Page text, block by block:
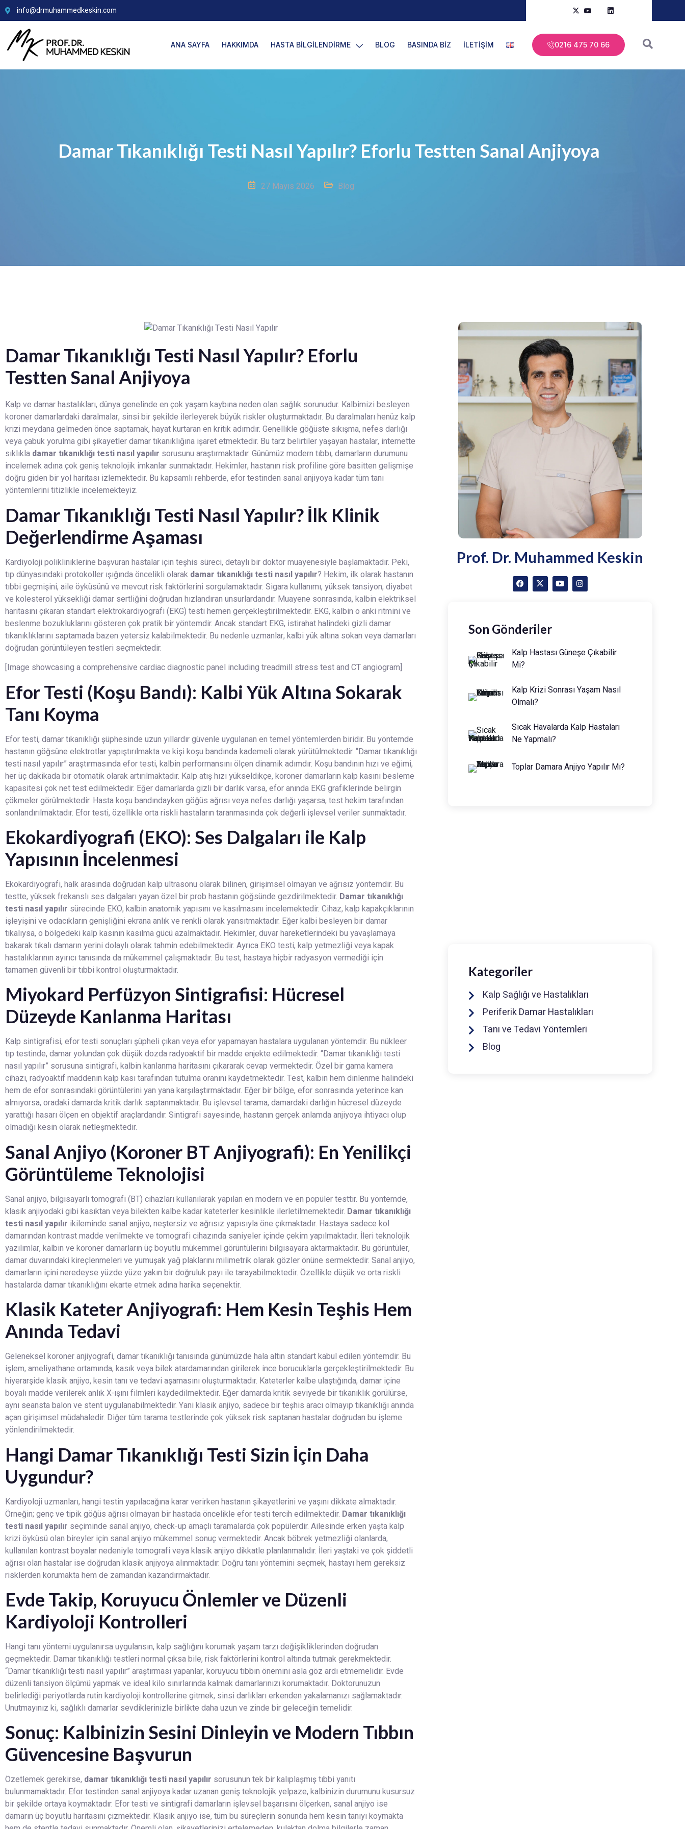
info@drmuhammedkeskin.com
ANA SAYFA HAKKIMDA HASTA BİLGİLENDİRME BLOG BASINDA BİZ İLETİŞİM 0216 475 70 66
Damar Tıkanıklığı Testi Nasıl Yapılır? Eforlu Testten Sanal Anjiyoya
27 Mayıs 2026 Blog
Damar Tıkanıklığı Testi Nasıl Yapılır? Eforlu
Testten Sanal Anjiyoya
Kalp ve damar hastalıkları, dünya genelinde en çok yaşam kaybına neden olan sağlık sorunudur. Kalbimizi besleyen
koroner damarlardaki daralmalar, sinsi bir şekilde ilerleyerek büyük riskler oluşturmaktadır. Bu daralmaları henüz kalp
krizi meydana gelmeden önce saptamak, hayat kurtaran en kritik adımdır. Genellikle göğüste sıkışma, nefes darlığı
veya çabuk yorulma gibi şikayetler damar tıkanıklığına işaret etmektedir. Bu tarz belirtiler yaşayan hastalar, internette
sıklıkla damar tıkanıklığı testi nasıl yapılır sorusunu araştırmaktadır. Günümüz modern tıbbı, damarların durumunu
incelemek adına çok geniş teknolojik imkanlar sunmaktadır. Hekimler, hastanın risk profiline göre basitten gelişmişe
doğru giden bir yol haritası izlemektedir. Bu kapsamlı rehberde, efor testinden sanal anjiyoya kadar tüm tanı
yöntemlerini titizlikle incelemekteyiz.
Damar Tıkanıklığı Testi Nasıl Yapılır? İlk Klinik
Değerlendirme Aşaması
Kardiyoloji polikliniklerine başvuran hastalar için teşhis süreci, detaylı bir doktor muayenesiyle başlamaktadır. Peki,
tıp dünyasındaki protokoller ışığında öncelikli olarak damar tıkanıklığı testi nasıl yapılır? Hekim, ilk olarak hastanın
tıbbi geçmişini, aile öyküsünü ve mevcut risk faktörlerini sorgulamaktadır. Sigara kullanımı, yüksek tansiyon, diyabet
ve kolesterol yüksekliği damar sertliğini doğrudan hızlandıran unsurlardandır. Muayene sonrasında, kalbin elektriksel
haritasını çıkaran standart elektrokardiyografi (EKG) testi hemen gerçekleştirilmektedir. EKG, kalbin o anki ritmini ve
beslenme bozukluklarını gösteren çok pratik bir yöntemdir. Ancak standart EKG, istirahat halindeki gizli damar
tıkanıklıklarını saptamada bazen yetersiz kalabilmektedir. Bu nedenle uzmanlar, kalbi yük altına sokan veya damarları
doğrudan görüntüleyen testleri seçmektedir.
[Image showcasing a comprehensive cardiac diagnostic panel including treadmill stress test and CT angiogram]
Efor Testi (Koşu Bandı): Kalbi Yük Altına Sokarak
Tanı Koyma
Efor testi, damar tıkanıklığı şüphesinde uzun yıllardır güvenle uygulanan en temel yöntemlerden biridir. Bu yöntemde
hastanın göğsüne elektrotlar yapıştırılmakta ve kişi koşu bandında kademeli olarak yürütülmektedir. “Damar tıkanıklığı
testi nasıl yapılır” araştırmasında efor testi, kalbin performansını ölçen dinamik adımdır. Koşu bandının hızı ve eğimi,
her üç dakikada bir otomatik olarak artırılmaktadır. Kalp atış hızı yükseldikçe, koroner damarların kalp kasını besleme
kapasitesi çok net test edilmektedir. Eğer damarlarda gizli bir darlık varsa, efor anında EKG grafiklerinde belirgin
çökmeler görülmektedir. Hasta koşu bandındayken göğüs ağrısı veya nefes darlığı yaşarsa, test hekim tarafından
sonlandırılmaktadır. Efor testi, özellikle orta riskli hastaların taranmasında çok değerli işlevsel veriler sunmaktadır.
Ekokardiyografi (EKO): Ses Dalgaları ile Kalp
Yapısının İncelenmesi
Ekokardiyografi, halk arasında doğrudan kalp ultrasonu olarak bilinen, girişimsel olmayan ve ağrısız yöntemdir. Bu
testte, yüksek frekanslı ses dalgaları yayan özel bir prob hastanın göğsünde gezdirilmektedir. Damar tıkanıklığı
testi nasıl yapılır sürecinde EKO, kalbin anatomik yapısını ve kasılmasını incelemektedir. Cihaz, kalp kapakçıklarının
işleyişini ve odacıkların genişliğini ekrana anlık ve renkli olarak yansıtmaktadır. Eğer kalbi besleyen bir damar
tıkalıysa, o bölgedeki kalp kasının kasılma gücü azalmaktadır. Hekimler, duvar hareketlerindeki bu yavaşlamaya
bakarak tıkalı damarın yerini dolaylı olarak tahmin edebilmektedir. Ayrıca EKO testi, kalp yetmezliği veya kapak
hastalıklarının ayırıcı tanısında da mükemmel çalışmaktadır. Bu test, hastaya hiçbir radyasyon vermediği için
tamamen güvenli bir tıbbi kontrol oluşturmaktadır.
Miyokard Perfüzyon Sintigrafisi: Hücresel
Düzeyde Kanlanma Haritası
Kalp sintigrafisi, efor testi sonuçları şüpheli çıkan veya efor yapamayan hastalara uygulanan yöntemdir. Bu nükleer
tıp testinde, damar yolundan çok düşük dozda radyoaktif bir madde enjekte edilmektedir. “Damar tıkanıklığı testi
nasıl yapılır” sorusuna sintigrafi, kalbin kanlanma haritasını çıkararak cevap vermektedir. Özel bir gama kamera
cihazı, radyoaktif maddenin kalp kası tarafından tutulma oranını kaydetmektedir. Test, kalbin hem dinlenme halindeki
hem de efor sonrasındaki görüntülerini yan yana karşılaştırmaktadır. Eğer bir bölge, efor sonrasında yeterince kan
almıyorsa, oradaki damarda kritik darlık saptanmaktadır. Bu işlevsel tarama, damardaki darlığın hücresel düzeyde
yarattığı hasarı ölçen en objektif araçlardandır. Sintigrafi sayesinde, hastanın gerçek anlamda anjiyoya ihtiyacı olup
olmadığı kesin olarak netleşmektedir.
Sanal Anjiyo (Koroner BT Anjiyografi): En Yenilikçi
Görüntüleme Teknolojisi
Sanal anjiyo, bilgisayarlı tomografi (BT) cihazları kullanılarak yapılan en modern ve en popüler testtir. Bu yöntemde,
klasik anjiyodaki gibi kasıktan veya bilekten kalbe kadar kateterler kesinlikle ilerletilmemektedir. Damar tıkanıklığı
testi nasıl yapılır ikileminde sanal anjiyo, neştersiz ve ağrısız yapısıyla öne çıkmaktadır. Hastaya sadece kol
damarından kontrast madde verilmekte ve tomografi cihazında saniyeler içinde çekim yapılmaktadır. İleri teknolojik
yazılımlar, kalbin ve koroner damarların üç boyutlu mükemmel görüntülerini bilgisayara aktarmaktadır. Bu görüntüler,
damar duvarındaki kireçlenmeleri ve yumuşak yağ plaklarını milimetrik olarak gözler önüne sermektedir. Sanal anjiyo,
damarların içini neredeyse yüzde yüze yakın bir doğruluk payı ile tarayabilmektedir. Özellikle düşük ve orta riskli
hastalarda damar tıkanıklığını ekarte etmek adına harika seçenektir.
Klasik Kateter Anjiyografi: Hem Kesin Teşhis Hem
Anında Tedavi
Geleneksel koroner anjiyografi, damar tıkanıklığı tanısında günümüzde hala altın standart kabul edilen yöntemdir. Bu
işlem, ameliyathane ortamında, kasık veya bilek atardamarından girilerek ince borucuklarla gerçekleştirilmektedir. Bu
hiyerarşide klasik anjiyo, kesin tanı ve tedavi aşamasını oluşturmaktadır. Kateterler kalbe ulaştığında, damar içine
boyalı madde verilerek anlık X-ışını filmleri kaydedilmektedir. Eğer damarda kritik seviyede bir tıkanıklık görülürse,
aynı seansta balon ve stent uygulanabilmektedir. Yani klasik anjiyo, sadece bir teşhis aracı olmayıp tıkanıklığı anında
açan girişimsel müdahaledir. Diğer tüm tarama testlerinde çok yüksek risk saptanan hastalar doğrudan bu işleme
yönlendirilmektedir.
Hangi Damar Tıkanıklığı Testi Sizin İçin Daha
Uygundur?
Kardiyoloji uzmanları, hangi testin yapılacağına karar verirken hastanın şikayetlerini ve yaşını dikkate almaktadır.
Örneğin; genç ve tipik göğüs ağrısı olmayan bir hastada öncelikle efor testi tercih edilmektedir. Damar tıkanıklığı
testi nasıl yapılır seçiminde sanal anjiyo, check-up amaçlı taramalarda çok popülerdir. Ailesinde erken yaşta kalp
krizi öyküsü olan bireyler için sanal anjiyo mükemmel sonuç vermektedir. Ancak böbrek yetmezliği olanlarda,
kullanılan kontrast boyalar nedeniyle tomografi veya klasik anjiyo dikkatle planlanmalıdır. İleri yaştaki ve çok şiddetli
ağrısı olan hastalar ise doğrudan klasik anjiyoya alınmaktadır. Doğru tanı yöntemini seçmek, hastayı hem gereksiz
risklerden korumakta hem de zamandan kazandırmaktadır.
Evde Takip, Koruyucu Önlemler ve Düzenli
Kardiyoloji Kontrolleri
Hangi tanı yöntemi uygulanırsa uygulansın, kalp sağlığını korumak yaşam tarzı değişikliklerinden doğrudan
geçmektedir. Damar tıkanıklığı testleri normal çıksa bile, risk faktörlerini kontrol altında tutmak gerekmektedir.
“Damar tıkanıklığı testi nasıl yapılır” araştırması yapanlar, koruyucu tıbbın önemini asla göz ardı etmemelidir. Evde
düzenli tansiyon ölçümü yapmak ve ideal kilo sınırlarında kalmak damarlarınızı korumaktadır. Doktorunuzun
belirlediği periyotlarda rutin kardiyoloji kontrollerine gitmek, sinsi darlıkları erkenden yakalamanızı sağlamaktadır.
Unutmayınız ki, sağlıklı damarlar sevdiklerinizle birlikte daha uzun ve zinde bir geleceğin temelidir.
Sonuç: Kalbinizin Sesini Dinleyin ve Modern Tıbbın
Güvencesine Başvurun
Özetlemek gerekirse, damar tıkanıklığı testi nasıl yapılır sorusunun tek bir kalıplaşmış tıbbi yanıtı
bulunmamaktadır. Efor testinden sanal anjiyoya kadar uzanan geniş teknolojik yelpaze, kalbinizin durumunu kusursuz
bir şekilde ortaya koymaktadır. Efor testi ve sintigrafi damarların işlevsel başarısını ölçerken, sanal anjiyo ise
damarın üç boyutlu haritasını çizmektedir. Klasik anjiyo ise, tüm bu süreçlerin sonunda hem kesin tanıyı koymakta
Prof. Dr. Muhammed Keskin
Son Gönderiler
Kalp Hastası Güneşe Çıkabilir
Mi?
Kalp Krizi Sonrası Yaşam Nasıl
Olmalı?
Sıcak Havalarda Kalp Hastaları
Ne Yapmalı?
Toplar Damara Anjiyo Yapılır Mı?
Kategoriler
Kalp Sağlığı ve Hastalıkları
Periferik Damar Hastalıkları
Tanı ve Tedavi Yöntemleri
Blog